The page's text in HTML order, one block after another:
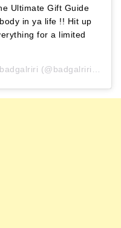
Ultimate Gift Guide
in ya life !! Hit up
for a limited
badgalriri (@badgalriri) el